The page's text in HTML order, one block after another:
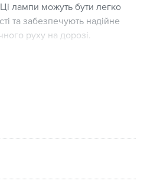
лампи можуть бути легко
та забезпечують надійне
руху на дорозі.
так і для далекого світла.
системи, яка складає 12